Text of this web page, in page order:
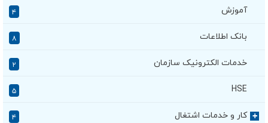
آموزش ۴
بانک اطلاعات ۸
خدمات الکترونیک سازمان ۲
HSE ۵
+ کار و خدمات اشتغال ۴